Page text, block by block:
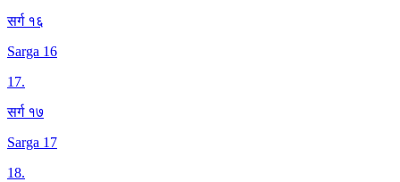
सर्ग १६
Sarga 16
17.
सर्ग १७
Sarga 17
18.